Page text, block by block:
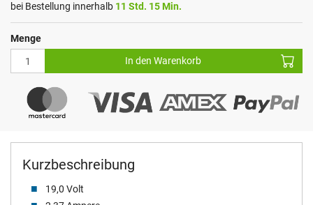
Kurzbeschreibung
19,0 Volt
bei Bestellung innerhalb 11 Std. 15 Min.
Menge
In den Warenkorb